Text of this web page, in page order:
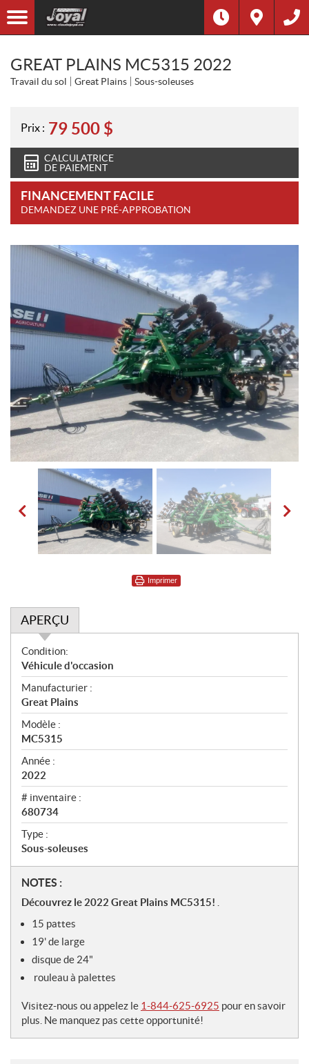
GREAT PLAINS MC5315 2022
Travail du sol Great Plains Sous-soleuses
Prix : 79 500 $
CALCULATRICE
DE PAIEMENT
FINANCEMENT FACILE
DEMANDEZ UNE PRÉ-APPROBATION
Imprimer
APERÇU
A
p
e
r
ç
u
Condition:
Véhicule d'occasion
Manufacturier :
Great Plains
Modèle :
MC5315
Année :
2022
# inventaire :
680734
Type :
Sous-soleuses
N
o
e
s
NOTES :
Découvrez le 2022 Great Plains MC5315!
15 pattes
19' de large
disque de 24"
rouleau à palettes
Visitez-nous ou appelez le 1-844-625-6925 pour en savoir
plus. Ne manquez pas cette opportunité!